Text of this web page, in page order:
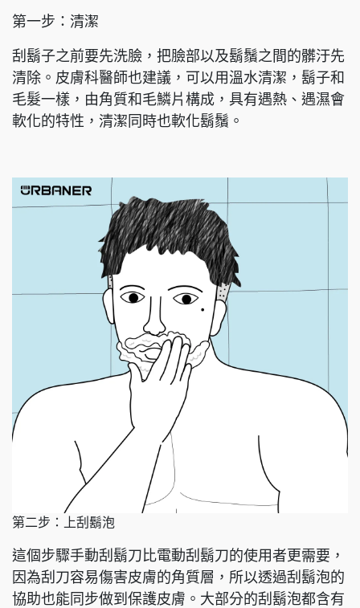
第一步：清潔
刮鬍子之前要先洗臉，把臉部以及鬍鬚之間的髒汙先
清除。皮膚科醫師也建議，可以用溫水清潔，鬍子和
毛髮一樣，由角質和毛鱗片構成，具有遇熱、遇濕會
軟化的特性，清潔同時也軟化鬍鬚。
第二步：上刮鬍泡
這個步驟手動刮鬍刀比電動刮鬍刀的使用者更需要，
因為刮刀容易傷害皮膚的角質層，所以透過刮鬍泡的
協助也能同步做到保護皮膚。大部分的刮鬍泡都含有